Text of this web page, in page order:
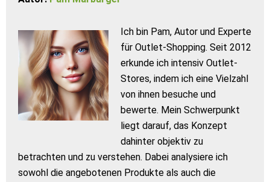
Ich bin Pam, Autor und Experte
für Outlet-Shopping. Seit 2012
erkunde ich intensiv Outlet-
Stores, indem ich eine Vielzahl
von ihnen besuche und
bewerte. Mein Schwerpunkt
liegt darauf, das Konzept
dahinter objektiv zu
betrachten und zu verstehen. Dabei analysiere ich
sowohl die angebotenen Produkte als auch die